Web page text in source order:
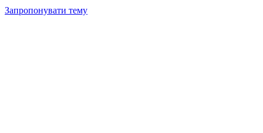
Запропонувати тему